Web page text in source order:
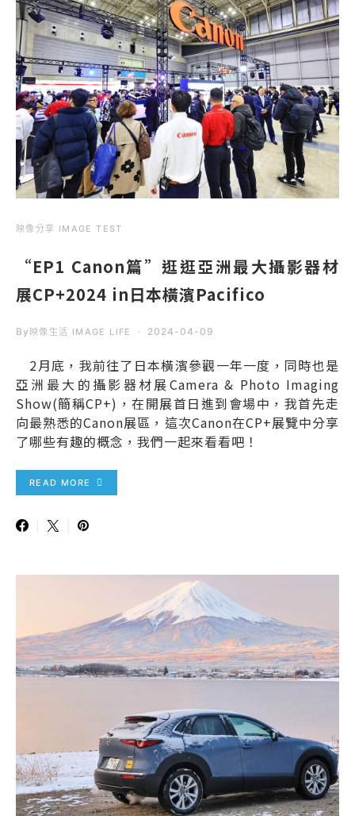
映像分享 IMAGE TEST
“EP1 Canon篇”逛逛亞洲最大攝影器材
展CP+2024 in日本橫濱Pacifico
By 映像生活 IMAGE LIFE 2024-04-09
2月底，我前往了日本橫濱參觀一年一度，同時也是
亞洲最大的攝影器材展Camera & Photo Imaging
Show(簡稱CP+)，在開展首日進到會場中，我首先走
向最熟悉的Canon展區，這次Canon在CP+展覽中分享
了哪些有趣的概念，我們一起來看看吧！
READ MORE